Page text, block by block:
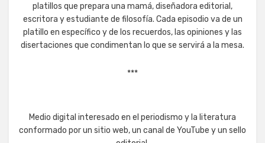
platillos que prepara una mamá, diseñadora editorial,
escritora y estudiante de filosofía. Cada episodio va de un
platillo en específico y de los recuerdos, las opiniones y las
disertaciones que condimentan lo que se servirá a la mesa.
***
Medio digital interesado en el periodismo y la literatura
conformado por un sitio web, un canal de YouTube y un sello